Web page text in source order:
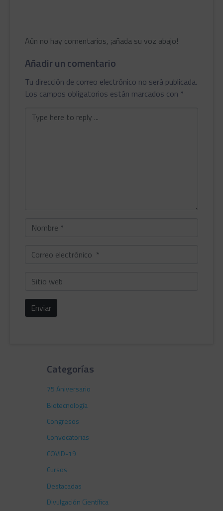
Aún no hay comentarios, ¡añada su voz abajo!
Añadir un comentario
Tu dirección de correo electrónico no será publicada.
Los campos obligatorios están marcados con *
Comentario
Nombre
Correo
Sitio
Enviar
Categorías
75 Aniversario
Biotecnología
Congresos
Convocatorias
COVID-19
Cursos
Destacadas
Divulgación Científica